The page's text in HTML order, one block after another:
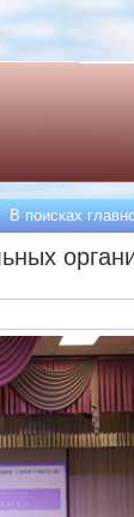
В поисках